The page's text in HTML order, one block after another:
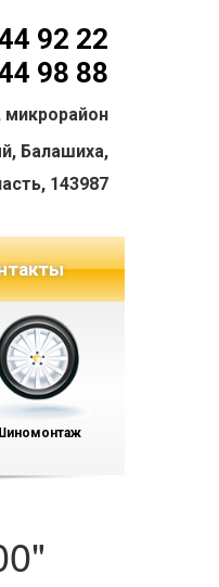
92 22
98 88
микрорайон
Балашиха,
143987